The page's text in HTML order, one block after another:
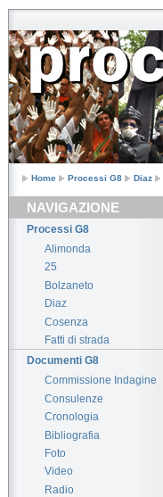
Home Processi G8 Diaz
NAVIGAZIONE
Processi G8
Alimonda
25
Bolzaneto
Diaz
Cosenza
Fatti di strada
Documenti G8
Commissione Indagine
Consulenze
Cronologia
Bibliografia
Foto
Video
Radio